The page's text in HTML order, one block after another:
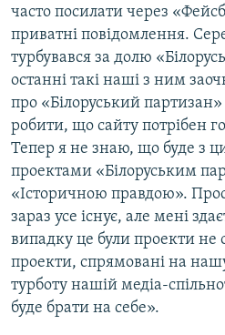
часто посилати через
приватні повідомлення.
турбувався за долю
останні такі наші з ним
про «Білоруський
робити, що сайту потрібен
Тепер я не знаю, що буде з
проектами «Білоруським
«Історичною правдою».
зараз усе існує, але мені
випадку це були проекти не
проекти, спрямовані на
турботу нашій медіа-
буде брати на себе».